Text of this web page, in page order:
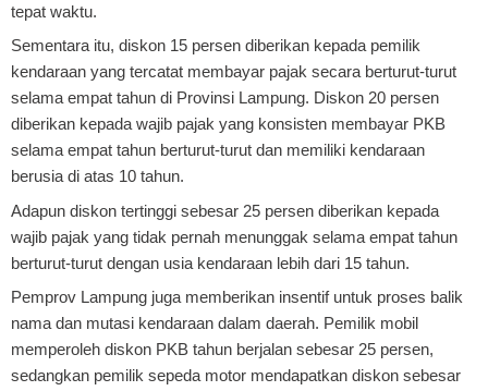
tepat waktu.
Sementara itu, diskon 15 persen diberikan kepada pemilik
kendaraan yang tercatat membayar pajak secara berturut-turut
selama empat tahun di Provinsi Lampung. Diskon 20 persen
diberikan kepada wajib pajak yang konsisten membayar PKB
selama empat tahun berturut-turut dan memiliki kendaraan
berusia di atas 10 tahun.
Adapun diskon tertinggi sebesar 25 persen diberikan kepada
wajib pajak yang tidak pernah menunggak selama empat tahun
berturut-turut dengan usia kendaraan lebih dari 15 tahun.
Pemprov Lampung juga memberikan insentif untuk proses balik
nama dan mutasi kendaraan dalam daerah. Pemilik mobil
memperoleh diskon PKB tahun berjalan sebesar 25 persen,
sedangkan pemilik sepeda motor mendapatkan diskon sebesar